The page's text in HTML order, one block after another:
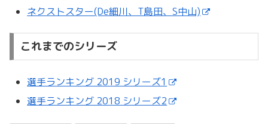
ネクストスター(De細川、T島田、S中山)
これまでのシリーズ
選手ランキング 2019 シリーズ1
選手ランキング 2018 シリーズ2